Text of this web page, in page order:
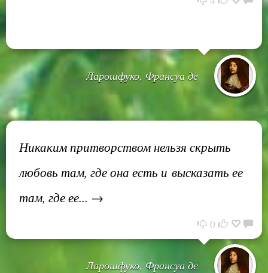
Ларошфуко, Франсуа де
Никаким притворством нельзя скрыть
любовь там, где она есть и высказать ее
там, где ее... →
0
Ларошфуко, Франсуа де